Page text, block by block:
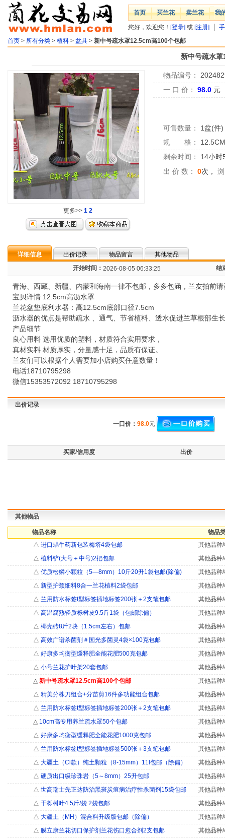
首页 买兰花 卖兰花 我
您好，欢迎您！ [登录] 或 [注册]
首页 > 所有分类 > 植料 > 盆具 > 新中号疏水罩12.5cm高100个包邮
新中号疏水
更多>> 1 2
物品编号：
一 口 价：
98.0 元
可售数量： 1盆(件)
规 格：
剩余时间：
14小时
出 价 数：
0次，
详细信息 出价记录 物品留言
其他物品
开始时间： 2026-08-05 06:33:25 结
青海、西藏、新疆、内蒙和海南一律不包邮，多多包涵，兰友拍前
宝贝详情 12.5cm高沥水罩
兰花盆垫底利水器：高12.5cm底部口径7.5cm
沥水器的优点是帮助疏水 、通气、节省植料、透水促进兰草根部生
产品细节
良心用料 选用优质的塑料，材质符合实用要求，
真材实料 材质厚实，分量感十足，品质有保证。
兰友们可以根据个人需要加小店购买任意数量！
电话18710795298
微信15353572092 18710795298
出价记录
一口价： 98.0元
买家/信用度 出价
其他物品
物品名称
物品
△ 进口蜗牛药新包装梅塔4袋包邮
其他品种
△ 植料铲(大号＋中号)2把包邮
其他品种
△ 优质松鳞小颗粒（5―8mm）10斤20升1袋包邮(除偏)
其他品种
△ 新型护颈细料8合一兰花植料2袋包邮
其他品种
△ 兰用防水标签t型标签插地标签200张＋2支笔包邮
其他品种
△ 高温腐熟轻质栎树皮9.5斤1袋（包邮除偏）
其他品种
△ 椰壳砖8斤2块（1.5cm左右）包邮
其他品种
△ 高效广谱杀菌剂＃国光多菌灵4袋×100克包邮
其他品种
△ 好康多均衡型缓释肥全能花肥500克包邮
其他品种
△ 小号兰花护叶架20套包邮
其他品种
△ 新中号疏水罩12.5cm高100个包邮
其他品种
△ 精美分株刀组合+分苗剪16件多功能组合包邮
其他品种
△ 兰用防水标签t型标签插地标签200张＋2支笔包邮
其他品种
△ 10cm高专用养兰疏水罩50个包邮
其他品种
△ 好康多均衡型缓释肥全能花肥1000克包邮
其他品种
△ 兰用防水标签t型标签插地标签500张＋3支笔包邮
其他品种
△ 大疆土（Cl款）纯土颗粒（8-15mm）11l包邮（除偏）
其他品种
△ 硬质出口级珍珠岩（5～8mm）25升包邮
其他品种
△ 世高瑞士先正达防治黑斑炭疽病治疗性杀菌剂15袋包邮
其他品种
△ 干栎树叶4.5斤/袋 2袋包邮
其他品种
△ 大疆土（MH）混合料升级版包邮（除偏）
其他品种
△ 膜立康兰花切口保护剂兰花伤口愈合剂2支包邮
其他品种